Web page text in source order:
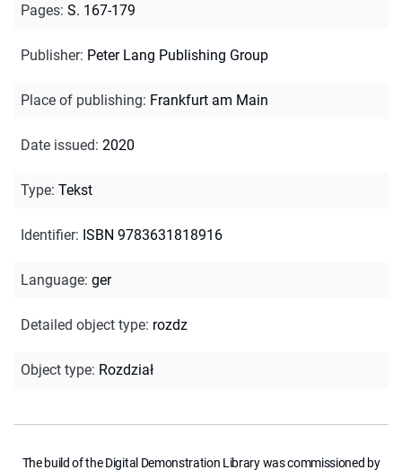
Pages: S. 167-179
Publisher: Peter Lang Publishing Group
Place of publishing: Frankfurt am Main
Date issued: 2020
Type: Tekst
Identifier: ISBN 9783631818916
Language: ger
Detailed object type: rozdz
Object type: Rozdział
The build of the Digital Demonstration Library was commissioned by